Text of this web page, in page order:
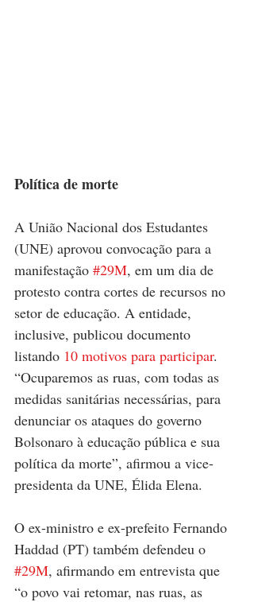
Política de morte
A União Nacional dos Estudantes
(UNE) aprovou convocação para a
manifestação #29M, em um dia de
protesto contra cortes de recursos no
setor de educação. A entidade,
inclusive, publicou documento
listando 10 motivos para participar.
“Ocuparemos as ruas, com todas as
medidas sanitárias necessárias, para
denunciar os ataques do governo
Bolsonaro à educação pública e sua
política da morte”, afirmou a vice-
presidenta da UNE, Élida Elena.
O ex-ministro e ex-prefeito Fernando
Haddad (PT) também defendeu o
#29M, afirmando em entrevista que
“o povo vai retomar, nas ruas, as